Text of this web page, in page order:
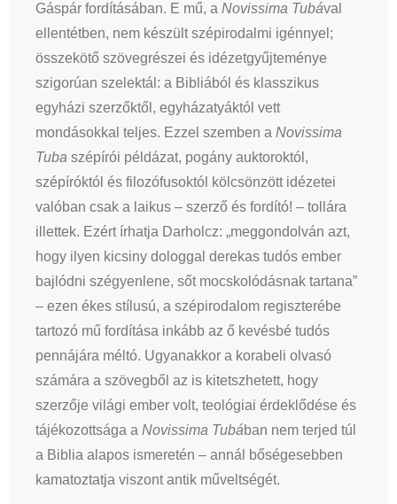
Gáspár fordításában. E mű, a Novissima Tubával
ellentétben, nem készült szépirodalmi igénnyel;
összekötő szövegrészei és idézetgyűjteménye
szigorúan szelektál: a Bibliából és klasszikus
egyházi szerzőktől, egyházatyáktól vett
mondásokkal teljes. Ezzel szemben a Novissima
Tuba szépírói példázat, pogány auktoroktól,
szépíróktól és filozófusoktól kölcsönzött idézetei
valóban csak a laikus – szerző és fordító! – tollára
illettek. Ezért írhatja Darholcz: „meggondolván azt,
hogy ilyen kicsiny dologgal derekas tudós ember
bajlódni szégyenlene, sőt mocskolódásnak tartana”
– ezen ékes stílusú, a szépirodalom regiszterébe
tartozó mű fordítása inkább az ő kevésbé tudós
pennájára méltó. Ugyanakkor a korabeli olvasó
számára a szövegből az is kitetszhetett, hogy
szerzője világi ember volt, teológiai érdeklődése és
tájékozottsága a Novissima Tubában nem terjed túl
a Biblia alapos ismeretén – annál bőségesebben
kamatoztatja viszont antik műveltségét.